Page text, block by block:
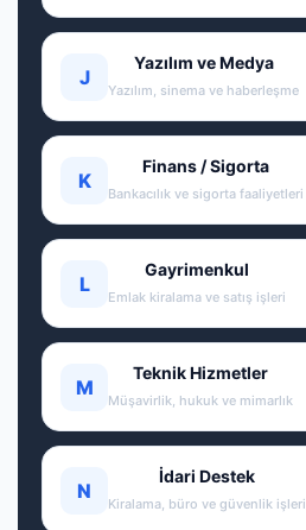
J
Yazılım ve Medya
Yazılım, sinema ve haberleşme
K
Finans / Sigorta
Bankacılık ve sigorta faaliyetleri
L
Gayrimenkul
Emlak kiralama ve satış işleri
M
Teknik Hizmetler
Müşavirlik, hukuk ve mimarlık
N
İdari Destek
Kiralama, büro ve güvenlik işleri